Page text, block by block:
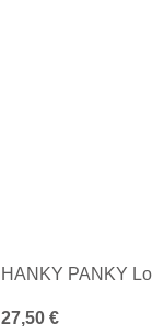
HANKY PANKY
Regulärer Preis:
27,50 €